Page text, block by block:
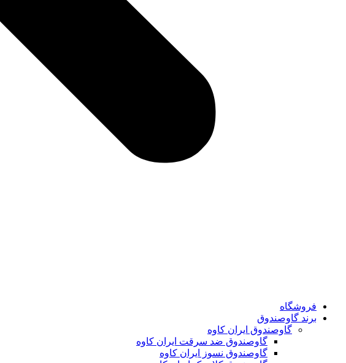
فروشگاه
برند گاوصندوق
گاوصندوق ایران کاوه
گاوصندوق ضد سرقت ایران کاوه
گاوصندوق نسوز ایران کاوه